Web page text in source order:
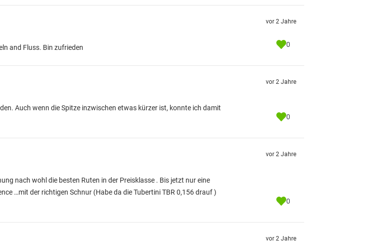
and Fluss. Bin zufrieden
vor 2 Jahre
0
Auch wenn die Spitze inzwischen etwas kürzer ist, konnte ich damit
vor 2 Jahre
0
nach wohl die besten Ruten in der Preisklasse . Bis jetzt nur eine
…mit der richtigen Schnur (Habe da die Tubertini TBR 0,156 drauf )
vor 2 Jahre
0
vor 2 Jahre